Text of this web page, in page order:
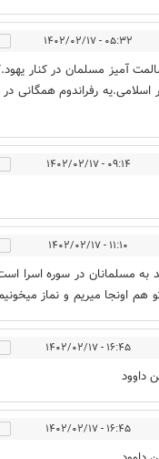
۰۵:۳۲ - ۱۴۰۲/۰۲/۱۷
آمیز مسلمان در کنار
رفراندوم همگانی
۰۹:۱۴ - ۱۴۰۲/۰۲/۱۷
۱۱:۱۰ - ۱۴۰۲/۰۲/۱۷
به مسلمانان در سوره اسرا
اونجا میریم و نماز
۱۶:۴۵ - ۱۴۰۲/۰۲/۱۷
داوود
۱۶:۴۵ - ۱۴۰۲/۰۲/۱۷